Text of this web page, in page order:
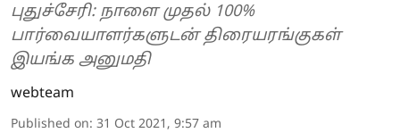
புதுச்சேரி: நாளை முதல் 100%
பார்வையாளர்களுடன் திரையரங்குகள்
இயங்க அனுமதி
webteam
Published on: 31 Oct 2021, 9:57 am